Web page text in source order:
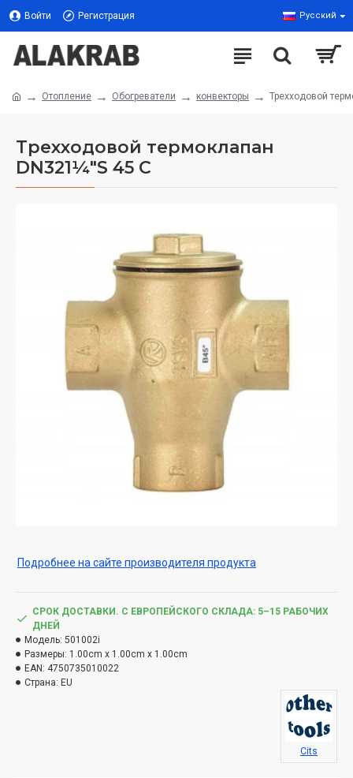
Войти Регистрация Русский
Отопление Обогреватели конвекторы Трехходовой
Трехходовой термоклапан
DN321¼"S 45 C
Подробнее на сайте производителя продукта
СРОК ДОСТАВКИ. С ЕВРОПЕЙСКОГО СКЛАДА: 5–15 РАБОЧИХ
ДНЕЙ
Модель: 501002i
Размеры: 1.00cm x 1.00cm x 1.00cm
EAN: 4750735010022
Страна: EU
Cits